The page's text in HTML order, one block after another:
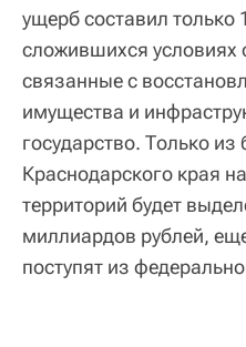
ущерб составил только
сложившихся условиях
связанные с
имущества и
государство. Только
Краснодарского края
территорий будет
миллиардов рублей,
поступят из